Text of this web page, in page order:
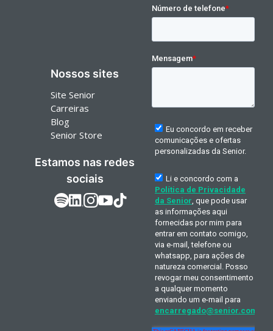
Nossos sites
Site Senior
Carreiras
Blog
Senior Store
Estamos nas redes
sociais